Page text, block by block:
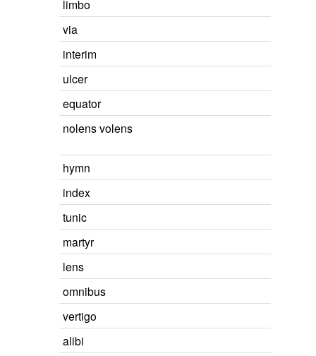
limbo
via
interim
ulcer
equator
nolens volens
hymn
index
tunic
martyr
lens
omnibus
vertigo
alibi